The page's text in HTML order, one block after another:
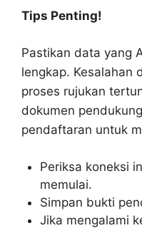
Tips Penting!
Pastikan data yang
lengkap. Kesalahan
proses rujukan
dokumen
pendaftaran untuk
Periksa koneksi
memulai.
Simpan bukti
Jika mengalami